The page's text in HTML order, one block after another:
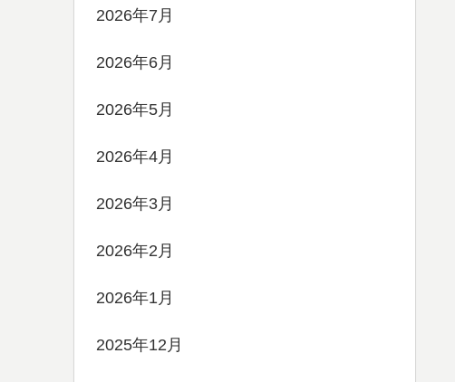
2026年7月
2026年6月
2026年5月
2026年4月
2026年3月
2026年2月
2026年1月
2025年12月